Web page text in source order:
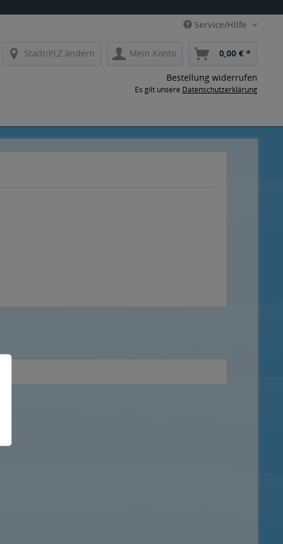
Service/Hilfe
Stadt/PLZ ändern Mein Konto 0,00 € *
Bestellung widerrufen
Es gilt unsere Datenschutzerklärung